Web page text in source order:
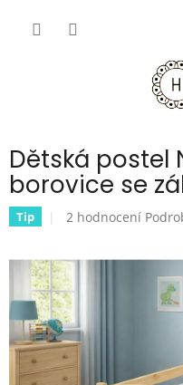
Dětská postel
borovice se
Tip
Průměrné
je
5,0
z
5
hvězdiček.
2 hodnocení